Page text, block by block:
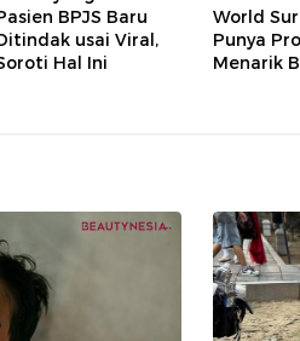
BPJS Baru
usai Viral,
Hal Ini
World
Punya
Menarik